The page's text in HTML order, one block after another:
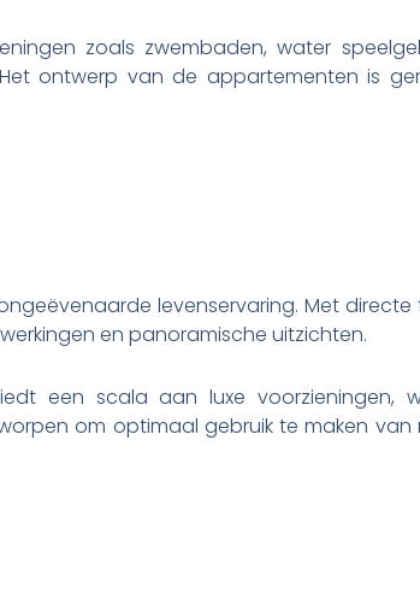
zoals zwembaden, water
ontwerp van de appartementen is
levenservaring. Met
en panoramische uitzichten.
een scala aan luxe voorzieningen,
om optimaal gebruik te maken van